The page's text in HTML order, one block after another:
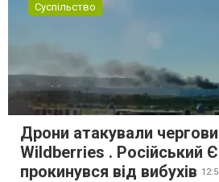
Суспільство
Дрони атакували
Wildberries . Російський
прокинувся від вибухів